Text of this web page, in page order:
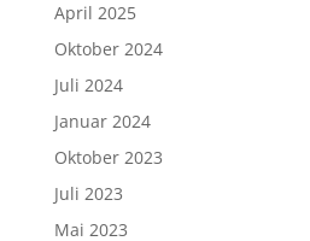
April 2025
Oktober 2024
Juli 2024
Januar 2024
Oktober 2023
Juli 2023
Mai 2023